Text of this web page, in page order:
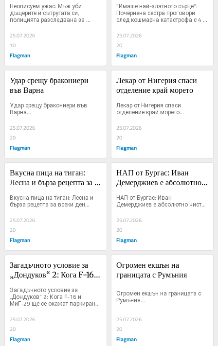
непростима грешка
Неописуем ужас: Мъж уби
дъщерите и съпругата си,
полицията разследвана за
непростима грешка...
25.07.2026
10
Flagman
катастрофа с 4 жертви
"Имаше най-златното сърце":
Почернена сестра проговори
след кошмарна катастрофа с 4
жертви...
25.07.2026
20
Flagman
Удар срещу бракониери
във Варна
Удар срещу бракониери във
Варна...
25.07.2026
20
Flagman
Лекар от Нигерия спаси
отделение край морето
Лекар от Нигерия спаси
отделение край морето...
25.07.2026
20
Flagman
Вкусна пица на тиган:
Лесна и бърза рецепта за
Вкусна пица на тиган: Лесна и
бърза рецепта за всеки ден...
25.07.2026
20
Flagman
НАП от Бургас: Иван
Демерджиев е абсолютно
НАП от Бургас: Иван
Демерджиев е абсолютно чист...
25.07.2026
20
Flagman
Загадъчното условие за
„Дондуков“ 2: Кога F-16 и
паркирани на жълтите
павета?
Загадъчното условие за
„Дондуков“ 2: Кога F-16 и
МиГ-29 ще се окажат паркирани
на жълтите павета...
25.07.2026
20
Flagman
Огромен екшън на
границата с Румъния
Огромен екшън на границата с
Румъния...
25.07.2026
20
Flagman